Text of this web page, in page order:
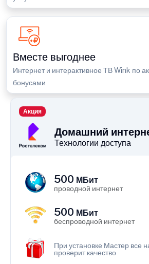
Вместе выгоднее
Интернет и интерактивное ТВ Wink по
бонусами
Домашний
Технологии доступа
Акция
500 МБит
проводной интернет
500 МБит
беспроводной интернет
При установке Мастер все
проверит качество